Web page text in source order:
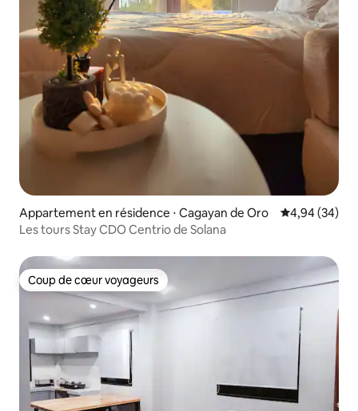
Appartement en résidence ⋅ Cagayan de Oro Évaluation
4,94 (34)
Les tours Stay CDO Centrio de Solana
Coup de cœur voyageurs
Coup de cœur voyageurs